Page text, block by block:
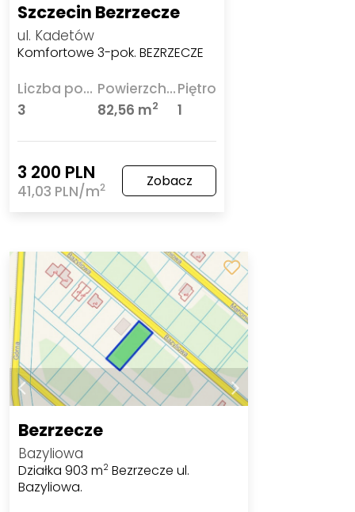
Szczecin Bezrzecze
ul. Kadetów
Komfortowe 3-pok. BEZRZECZE
Liczba pokoi
3
Powierzchnia
82,56 m2
Piętro
1
3 200 PLN
41,03 PLN/m2 Zobacz
Bezrzecze
Bazyliowa
Działka 903 m2 Bezrzecze ul.
Bazyliowa.